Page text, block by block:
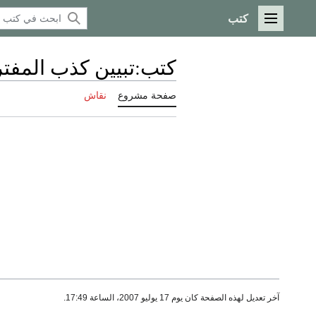
القائمة الرئيسية
كتب
كتب:تبيين كذب
صفحة مشروع نقاش
آخر تعديل لهذه الصفحة كان يوم 17 يوليو 2007، الساعة 17:49.